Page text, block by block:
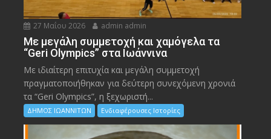
27 Μαΐου 2026 admin admin
Με μεγάλη συμμετοχή και χαμόγελα τα
“Geri Olympics” στα Ιωάννινα
Με ιδιαίτερη επιτυχία και μεγάλη συμμετοχή
πραγματοποιήθηκαν για δεύτερη συνεχόμενη χρονιά
τα “Geri Olympics”, η ξεχωριστή...
ΔΗΜΟΣ ΙΩΑΝΝΙΤΩΝ Ενδιαφέρουσες Ιστορίες